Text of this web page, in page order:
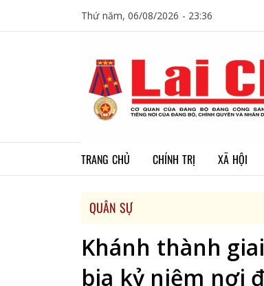
Thứ năm, 06/08/2026 - 23:36
TRANG CHỦ CHÍNH TRỊ XÃ HỘI
QUÂN SỰ
Khánh thành
bia kỷ niệm nơi